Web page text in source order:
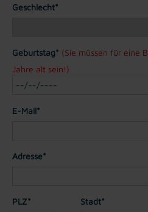
Geschlecht*
Geburtstag* (Sie müssen für eine
Jahre alt sein!)
E-Mail*
Adresse*
PLZ* Stadt*